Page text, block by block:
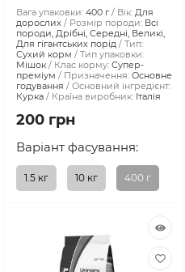
Вага упаковки: 400 г Вік: Для
дорослих
Розмір породи: Всі
породи, Дрібні, Середні, Великі,
Для гігантських порід
Тип:
Сухий корм
Тип упаковки:
Мішок
Клас корму: Супер-
преміум
Призначення: Основне
годування
Основний інгредієнт:
Курка
Країна виробник: Італія
200 грн
Варіант фасування:
1.5 кг 10 кг 400 г